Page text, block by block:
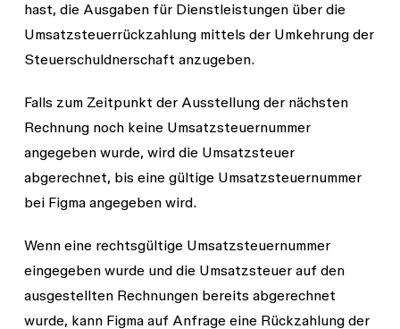
hast, die Ausgaben für Dienstleistungen über die
Umsatzsteuerrückzahlung mittels der Umkehrung der
Steuerschuldnerschaft anzugeben.
Falls zum Zeitpunkt der Ausstellung der nächsten
Rechnung noch keine Umsatzsteuernummer
angegeben wurde, wird die Umsatzsteuer
abgerechnet, bis eine gültige Umsatzsteuernummer
bei Figma angegeben wird.
Wenn eine rechtsgültige Umsatzsteuernummer
eingegeben wurde und die Umsatzsteuer auf den
ausgestellten Rechnungen bereits abgerechnet
wurde, kann Figma auf Anfrage eine Rückzahlung der